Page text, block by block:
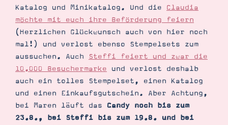
Katalog und Minikatalog. Und die Claudia
möchte mit euch ihre Beförderung feiern
(Herzlichen Glückwunsch auch von hier noch
mal!) und verlost ebenso Stempelsets zum
aussuchen. Auch Steffi feiert und zwar die
10.000 Besuchermarke und verlost deshalb
auch ein tolles Stempelset, einen Katalog
und einen Einkaufsgutschein. Aber Achtung,
bei Maren läuft das Candy noch bis zum
23.8., bei Steffi bis zum 19.8. und bei